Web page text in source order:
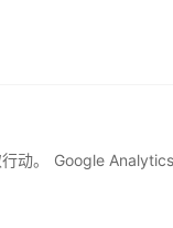
动。 Google